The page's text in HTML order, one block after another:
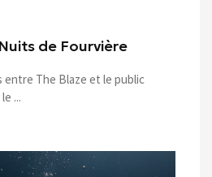
de Fourvière
entre The Blaze et le public
...